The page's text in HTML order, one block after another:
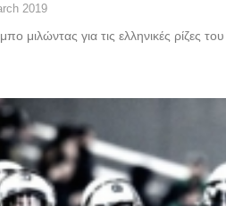
2019
μιλώντας για τις ελληνικές